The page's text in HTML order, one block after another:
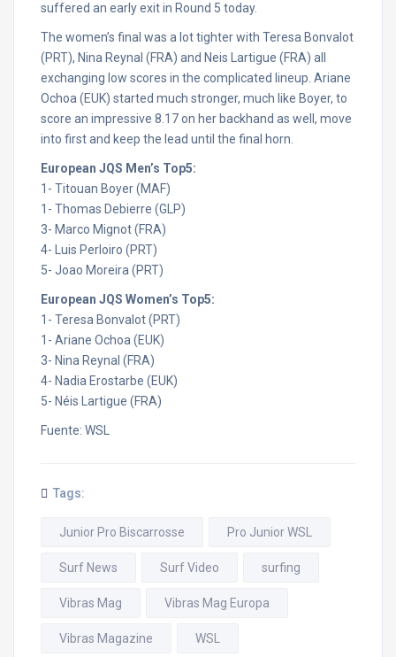
suffered an early exit in Round 5 today.
The women’s final was a lot tighter with Teresa Bonvalot
(PRT), Nina Reynal (FRA) and Neis Lartigue (FRA) all
exchanging low scores in the complicated lineup. Ariane
Ochoa (EUK) started much stronger, much like Boyer, to
score an impressive 8.17 on her backhand as well, move
into first and keep the lead until the final horn.
European JQS Men’s Top5:
1- Titouan Boyer (MAF)
1- Thomas Debierre (GLP)
3- Marco Mignot (FRA)
4- Luis Perloiro (PRT)
5- Joao Moreira (PRT)
European JQS Women’s Top5:
1- Teresa Bonvalot (PRT)
1- Ariane Ochoa (EUK)
3- Nina Reynal (FRA)
4- Nadia Erostarbe (EUK)
5- Néis Lartigue (FRA)
Fuente: WSL
Tags:
Junior Pro Biscarrosse Pro Junior WSL
Surf News Surf Video surfing
Vibras Mag Vibras Mag Europa
Vibras Magazine WSL